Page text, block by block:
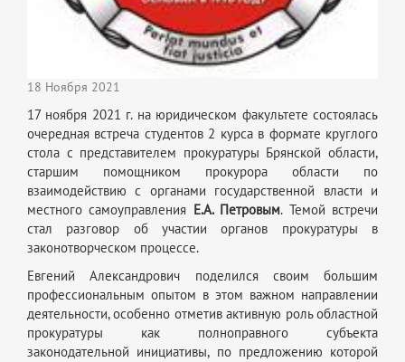
18 Ноября 2021
17 ноября 2021 г. на юридическом факультете состоялась
очередная встреча студентов 2 курса в формате круглого
стола с представителем прокуратуры Брянской области,
старшим помощником прокурора области по
взаимодействию с органами государственной власти и
местного самоуправления Е.А. Петровым. Темой встречи
стал разговор об участии органов прокуратуры в
законотворческом процессе.
Евгений Александрович поделился своим большим
профессиональным опытом в этом важном направлении
деятельности, особенно отметив активную роль областной
прокуратуры как полноправного субъекта
законодательной инициативы, по предложению которой